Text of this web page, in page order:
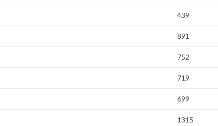
439
891
752
719
699
1315